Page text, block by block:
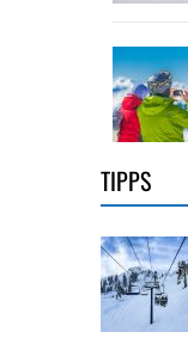
TIPPS